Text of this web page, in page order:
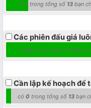
có 1trong tổng số 13bạn
Các phiên đấu giá
có 12trong tổng số 13bạn
Cần lập kế hoạch để
có 0 trong tổng số 13bạn